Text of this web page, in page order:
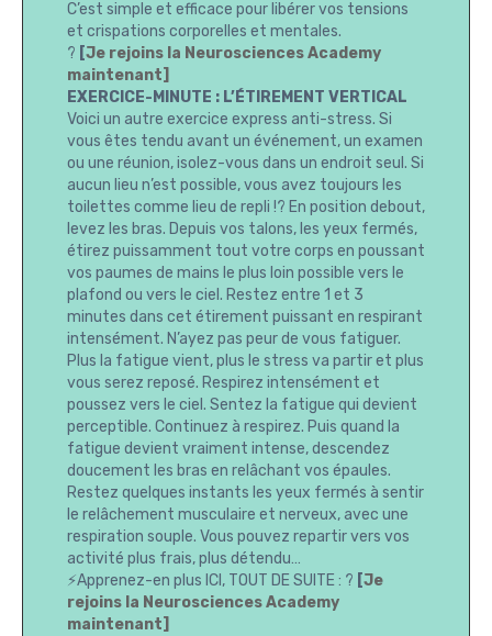
C’est simple et efficace pour libérer vos tensions
et crispations corporelles et mentales.
? [Je rejoins la Neurosciences Academy
maintenant]
EXERCICE-MINUTE : L’ÉTIREMENT VERTICAL
Voici un autre exercice express anti-stress. Si
vous êtes tendu avant un événement, un examen
ou une réunion, isolez-vous dans un endroit seul. Si
aucun lieu n’est possible, vous avez toujours les
toilettes comme lieu de repli !? En position debout,
levez les bras. Depuis vos talons, les yeux fermés,
étirez puissamment tout votre corps en poussant
vos paumes de mains le plus loin possible vers le
plafond ou vers le ciel. Restez entre 1 et 3
minutes dans cet étirement puissant en respirant
intensément. N’ayez pas peur de vous fatiguer.
Plus la fatigue vient, plus le stress va partir et plus
vous serez reposé. Respirez intensément et
poussez vers le ciel. Sentez la fatigue qui devient
perceptible. Continuez à respirez. Puis quand la
fatigue devient vraiment intense, descendez
doucement les bras en relâchant vos épaules.
Restez quelques instants les yeux fermés à sentir
le relâchement musculaire et nerveux, avec une
respiration souple. Vous pouvez repartir vers vos
activité plus frais, plus détendu…
⚡Apprenez-en plus ICI, TOUT DE SUITE : ? [Je
rejoins la Neurosciences Academy
maintenant]